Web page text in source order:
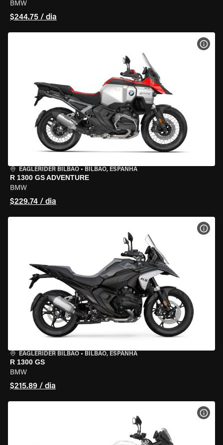
BMW
$244.75 / dia
EAGLERIDER BILBAO • BILBAO, ESPANHA
R 1300 GS ADVENTURE
BMW
$229.74 / dia
VER
EAGLERIDER BILBAO • BILBAO, ESPANHA
R 1300 GS
BMW
$215.89 / dia
VER
VER